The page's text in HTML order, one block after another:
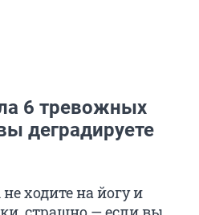
6 тревожных
деградируете
ходите на йогу и